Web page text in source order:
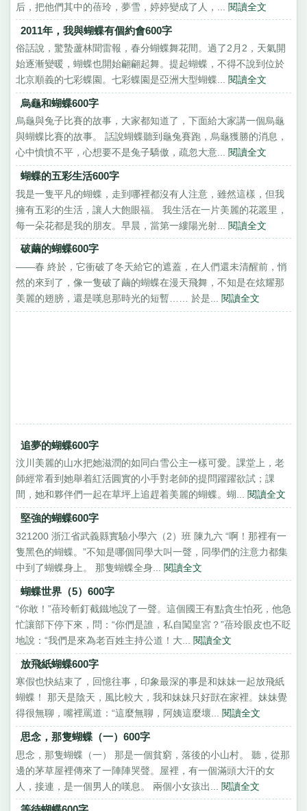
后，把他們其中的蓓玲，夢雪，婷婷變成了人，... 閱讀全文
2011年，我與蝴蝶有個約會600字
俗話說，驚蟄蘆林聞雷報，春分蝴蝶舞花間。過了2月2，天氣開
始逐漸變暖，蝴蝶也開始翩翩起舞。提起蝴蝶，不得不說到位於
北京順義的七彩蝶園。七彩蝶園是亞洲大型蝴蝶... 閱讀全文
烏龜和蝴蝶600字
烏龜與兔子比賽的故事，大家都知道了，下面給大家講一個烏龜
與蝴蝶比賽的故事。 話說蝴蝶聽到龜兔賽跑，烏龜獲勝的消息，
心中憤憤不平，心想要不是兔子驕傲，疏忽大意... 閱讀全文
蝴蝶的五彩生活600字
我是一隻平凡的蝴蝶，走到哪裡都沒有人注意，雖然這樣，但我
擁有五彩的生活，讓人大飽眼福。 我生活在一片美麗的花叢里，
每一朵花都是我的朋友。早晨，當第一縷陽光射... 閱讀全文
破繭的蝴蝶600字
——春 終於，它衝破了冬天給它的遮蓋，在人們還未清醒前，悄
然的來到了，像一隻破了繭的蝴蝶在漫天飛舞，不知是在炫耀那
美麗的翅膀，還是嘆息那時光的短暫…… 於是... 閱讀全文
追夢的蝴蝶600字
汶川美麗的山水把她滋潤的如同白雪公主一樣可愛。課堂上，老
師經常看到她舉着紅活圓實的小手對老師的提問躍躍欲試；課
間，她和夥伴們一起在草坪上追趕着美麗的蝴蝶。蝴... 閱讀全文
堅強的蝴蝶600字
321200 浙江省武義縣實驗小學六（2）班 陳九六 “啊！那裡有一
隻黑色的蝴蝶。”不知是哪個同學大叫一聲，同學們的注意力都集
中到了蝴蝶身上。 那隻蝴蝶全身... 閱讀全文
蝴蝶世界（5）600字
“你敢！”蓓玲斬釘截鐵地說了一聲。這個國王有點貪生怕死，他急
忙讓部下停下來，問：“你們是誰，私自闖皇宮？”蓓玲眼皮也不眨
地說：“我們是來為老百姓主持公道！大... 閱讀全文
放飛紙蝴蝶600字
寒假也快結束了，回憶往事，印象最深的事是和妹妹一起放飛紙
蝴蝶！ 那天是陰天，風比較大，我和妹妹只好獃在家裡。妹妹覺
得很無聊，嘴裡罵道：“這麼無聊，阿姨這麼壞... 閱讀全文
思念，那隻蝴蝶（一）600字
思念，那隻蝴蝶（一） 那是一個貧窮，落後的小山村。 聽，從那
邊的茅草屋裡傳來了一陣陣哭聲。屋裡，有一個滿頭大汗的女
人，接連，是一個男人的嘆息。 兩個小女孩出... 閱讀全文